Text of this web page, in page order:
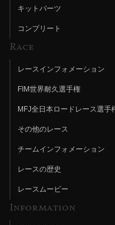
キットパーツ
コンプリート
Race
レースインフォメーション
FIM世界耐久選手権
MFJ全日本ロードレース選手
その他のレース
チームインフォメーション
レースの歴史
レースムービー
Information